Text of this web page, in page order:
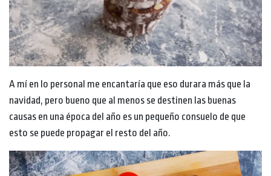
A mí en lo personal me encantaría que eso durara más que la
navidad, pero bueno que al menos se destinen las buenas
causas en una época del año es un pequeño consuelo de que
esto se puede propagar el resto del año.